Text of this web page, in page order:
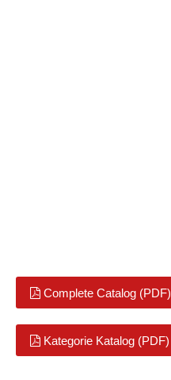
Complete Catalog (PDF)
Kategorie Katalog (PDF)